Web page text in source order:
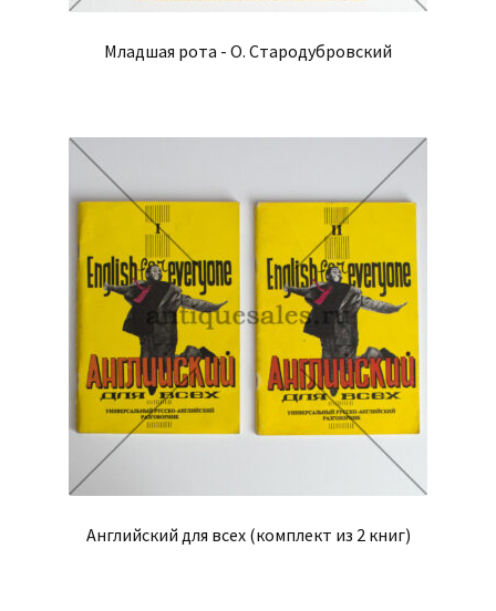
Младшая рота - О. Стародубровский
Английский для всех (комплект из 2 книг)